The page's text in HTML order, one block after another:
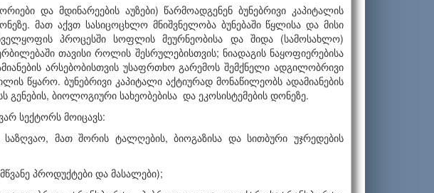
და მდინარეების აუზები) წარმოადგენენ ბუნებრივი კაპიტალის
მათ აქვთ სასიცოცხლო მნიშვნელობა ბუნებაში წყლისა და მისი
პროცესში სოფლის მეურნეობისა და შიდა (სამოსახლო)
თავისი როლის შესრულებისთვის; ნიადაგის ნაყოფიერებისა
არსებობისთვის უსაფრთხო გარემოს შემქნელი ადგილობრივი
წყარო. ბუნებრივი კაპიტალი აქტიურად მონაწილეობს ადამიანების
ბიოლოგიური სახეობებისა და ეკოსისტემების დონეზე.
სექტორს მოიცავს:
მათ შორის ტალღების, ბიოგაზისა და სითბური უჯრედების
პროდუქტები და მასალები);